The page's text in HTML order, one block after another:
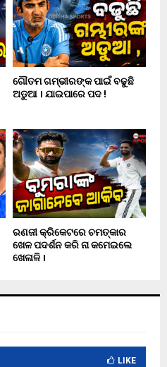
ଗୌତମ ଗମ୍ଭୀରଙ୍କ ପାଇଁ ବଢୁଛି
ଅଡୁଆ । ଯାଇପାରେ ପଦ !
ରଣଜୀ କ୍ରିକେଟରେ ଚମତ୍କାର
ଖେଳ ପଦର୍ଶନ କରି ନା କମେଇଲେ
ଖେଳାଳି ।
LIKE